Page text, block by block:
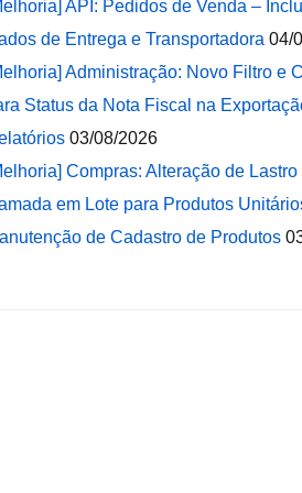
API: Pedidos de Venda –
de Entrega e Transportadora 04/
Administração: Novo Filtro e
Status da Nota Fiscal na
03/08/2026
Compras: Alteração de Lastro
em Lote para Produtos
de Cadastro de Produtos